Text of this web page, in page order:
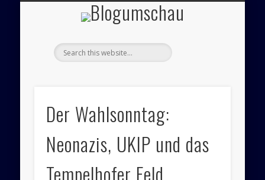
ÜBER UNS – BLOGUMSCHAU
ZEICHNUNGEN
Der Wahlsonntag:
Neonazis, UKIP und das
Tempelhofer Feld